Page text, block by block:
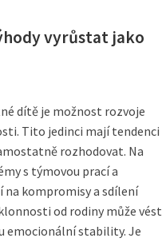
vyrůstat jako
dítě je možnost rozvoje
Tito jedinci mají tendenci
rozhodovat. Na
s týmovou prací a
kompromisy a sdílení
od rodiny může vést
emocionální stability. Je